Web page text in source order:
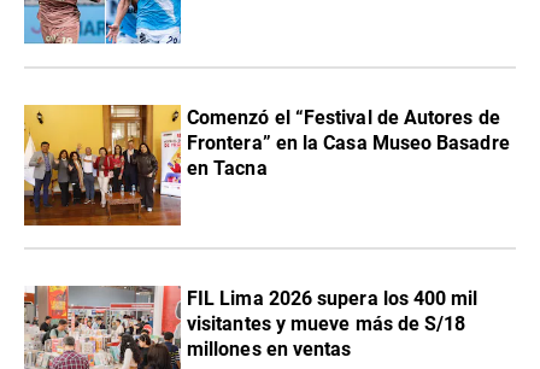
Comenzó el “Festival de Autores de
Frontera” en la Casa Museo Basadre
en Tacna
FIL Lima 2026 supera los 400 mil
visitantes y mueve más de S/18
millones en ventas